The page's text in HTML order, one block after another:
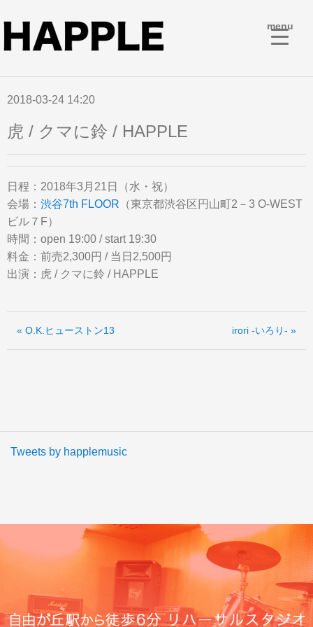
2018-03-24 14:20
虎 / クマに鈴 / HAPPLE
日程：2018年3月21日（水・祝）
会場： 渋谷7th FLOOR （東京都渋谷区円山町2－3 O-WEST
ビル７F）
時間：open 19:00 / start 19:30
料金：前売2,300円 / 当日2,500円
出演：虎 / クマに鈴 / HAPPLE
« O.K.ヒューストン13 irori -いろり- »
Tweets by happlemusic
menu